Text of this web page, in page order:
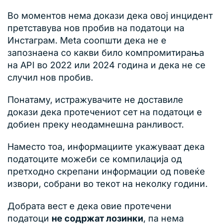
Во моментов нема докази дека овој инцидент
претставува нов пробив на податоци на
Инстаграм. Meta соопшти дека не е
запознаена со какви било компромитирања
на API во 2022 или 2024 година и дека не се
случил нов пробив.
Понатаму, истражувачите не доставиле
докази дека протечениот сет на податоци е
добиен преку неодамнешна ранливост.
Наместо тоа, информациите укажуваат дека
податоците можеби се компилација од
претходно скрепани информации од повеќе
извори, собрани во текот на неколку години.
Добрата вест е дека овие протечени
податоци не содржат лозинки, па нема